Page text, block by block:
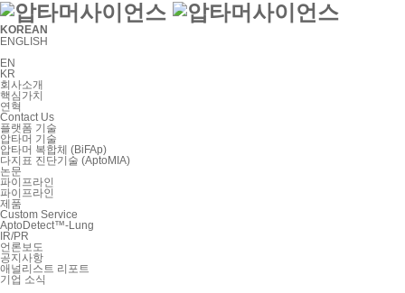
KOREAN
ENGLISH
EN
KR
회사소개
핵심가치
연혁
Contact Us
플랫폼 기술
압타머 기술
압타머 복합체 (BiFAp)
다지표 진단기술 (AptoMIA)
논문
파이프라인
파이프라인
제품
Custom Service
AptoDetect™-Lung
IR/PR
언론보도
공지사항
애널리스트 리포트
기업 소식